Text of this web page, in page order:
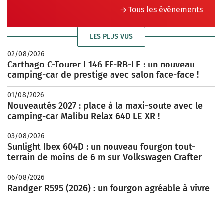
Tous les évènements
LES PLUS VUS
02/08/2026
Carthago C-Tourer I 146 FF-RB-LE : un nouveau
camping-car de prestige avec salon face-face !
01/08/2026
Nouveautés 2027 : place à la maxi-soute avec le
camping-car Malibu Relax 640 LE XR !
03/08/2026
Sunlight Ibex 604D : un nouveau fourgon tout-
terrain de moins de 6 m sur Volkswagen Crafter
06/08/2026
Randger R595 (2026) : un fourgon agréable à vivre